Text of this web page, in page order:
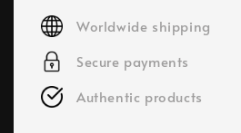
price
Worldwide shipping
Secure payments
Authentic products